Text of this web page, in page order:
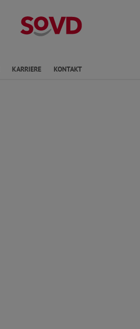
KARRIERE KONTAKT